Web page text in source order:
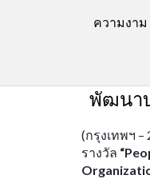
ความงาม
01-03-2025
พัฒนา
(กรุงเทพฯ
รางวัล